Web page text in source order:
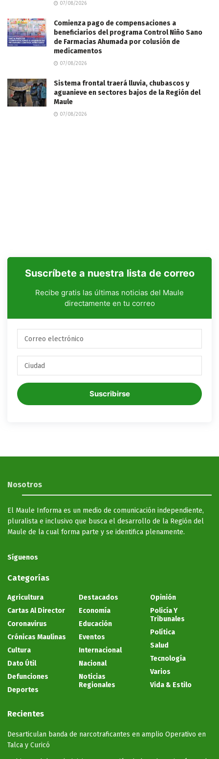
07/08/2026
Comienza pago de compensaciones a
beneficiarios del programa Control Niño Sano
de Farmacias Ahumada por colusión de
medicamentos
07/08/2026
Sistema frontal traerá lluvia, chubascos y
aguanieve en sectores bajos de la Región del
Maule
07/08/2026
Suscríbete a nuestra lista de correo
Recibe gratis las últimas noticias del Maule
directamente en tu correo
Suscribirse
Nosotros
El Maule Informa es un medio de comunicación independiente,
pluralista e inclusivo que busca el desarrollo de la Región del
Maule de la cual forma parte y se identifica plenamente.
Síguenos
Categorías
Agricultura
Cartas Al Director
Coronavirus
Crónicas Maulinas
Cultura
Dato Útil
Defunciones
Deportes
Destacados
Economía
Educación
Eventos
Internacional
Nacional
Noticias
Regionales
Opinión
Policía Y
Tribunales
Política
Salud
Tecnología
Varios
Vida & Estilo
Recientes
Desarticulan banda de narcotraficantes en amplio Operativo en
Talca y Curicó